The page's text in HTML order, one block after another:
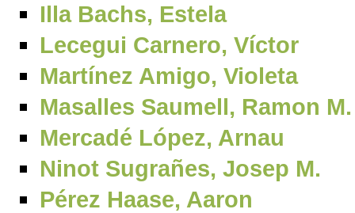
Illa Bachs, Estela
Lecegui Carnero, Víctor
Martínez Amigo, Violeta
Masalles Saumell, Ramon M.
Mercadé López, Arnau
Ninot Sugrañes, Josep M.
Pérez Haase, Aaron